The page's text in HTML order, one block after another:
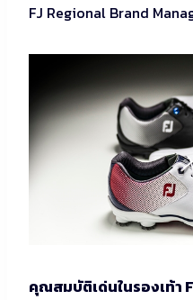
FJ Regional Brand
คุณสมบัติเด่นในรองเท้า